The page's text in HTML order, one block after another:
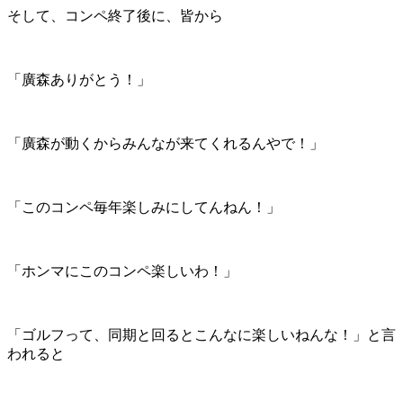
そして、コンペ終了後に、皆から
「廣森ありがとう！」
「廣森が動くからみんなが来てくれるんやで！」
「このコンペ毎年楽しみにしてんねん！」
「ホンマにこのコンペ楽しいわ！」
「ゴルフって、同期と回るとこんなに楽しいねんな！」と言
われると